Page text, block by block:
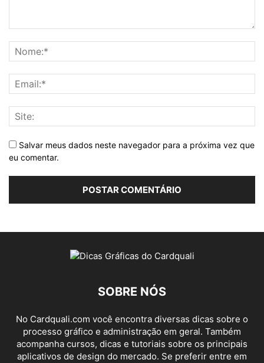
Salvar meus dados neste navegador para a próxima vez que
eu comentar.
SOBRE NÓS
No Cardquali.com você encontra diversas dicas sobre o
processo gráfico e administração em geral. Também
acompanha cursos, dicas e tutoriais sobre os principais
aplicativos de design do mercado. Se preferir entre em